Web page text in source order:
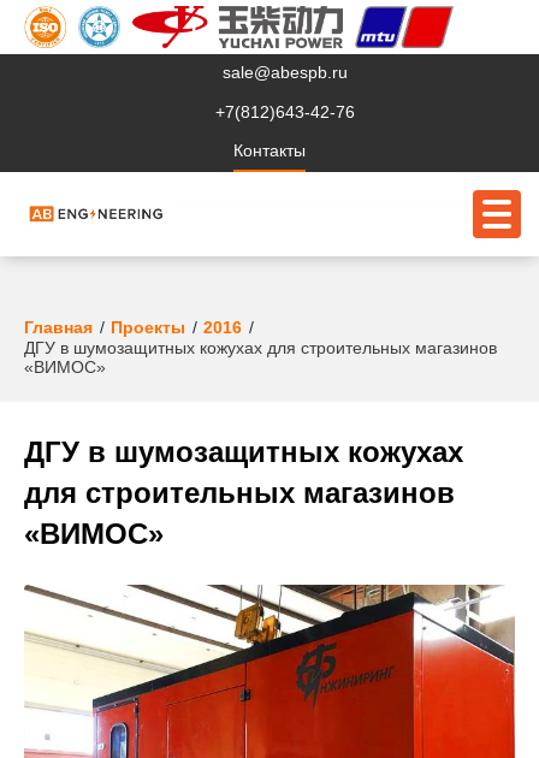
sale@abespb.ru
+7(812)643-42-76
Контакты
О компании
Сервис
Главная Проекты
2016
ДГУ в шумозащитных кожухах для строительных магазинов
«ВИМОС»
ДГУ в шумозащитных кожухах
для строительных магазинов
«ВИМОС»